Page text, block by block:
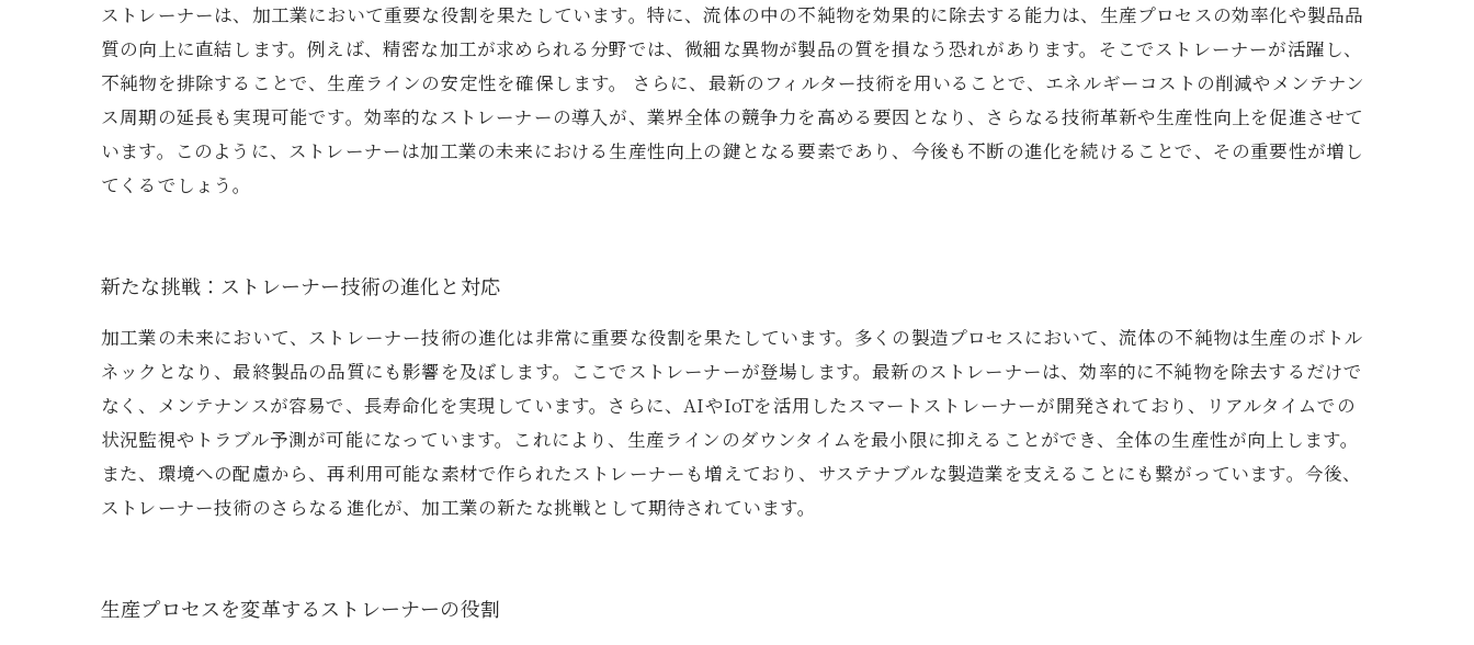
ストレーナーは、加工業において重要な役割を果たしています。特に、流体の中の不純物を効果的に除去する能力は、生産プロセスの効率化や製品品
質の向上に直結します。例えば、精密な加工が求められる分野では、微細な異物が製品の質を損なう恐れがあります。そこでストレーナーが活躍し、
不純物を排除することで、生産ラインの安定性を確保します。 さらに、最新のフィルター技術を用いることで、エネルギーコストの削減やメンテナン
ス周期の延長も実現可能です。効率的なストレーナーの導入が、業界全体の競争力を高める要因となり、さらなる技術革新や生産性向上を促進させて
います。このように、ストレーナーは加工業の未来における生産性向上の鍵となる要素であり、今後も不断の進化を続けることで、その重要性が増し
てくるでしょう。
新たな挑戦：ストレーナー技術の進化と対応
加工業の未来において、ストレーナー技術の進化は非常に重要な役割を果たしています。多くの製造プロセスにおいて、流体の不純物は生産のボトル
ネックとなり、最終製品の品質にも影響を及ぼします。ここでストレーナーが登場します。最新のストレーナーは、効率的に不純物を除去するだけで
なく、メンテナンスが容易で、長寿命化を実現しています。さらに、AIやIoTを活用したスマートストレーナーが開発されており、リアルタイムでの
状況監視やトラブル予測が可能になっています。これにより、生産ラインのダウンタイムを最小限に抑えることができ、全体の生産性が向上します。
また、環境への配慮から、再利用可能な素材で作られたストレーナーも増えており、サステナブルな製造業を支えることにも繋がっています。今後、
ストレーナー技術のさらなる進化が、加工業の新たな挑戦として期待されています。
生産プロセスを変革するストレーナーの役割